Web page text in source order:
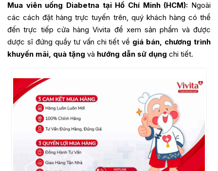
Mua viên uống Diabetna tại Hồ Chí Minh (HCM): Ngoài
các cách đặt hàng trực tuyến trên, quý khách hàng có thể
đến trực tiếp cửa hàng Vivita để xem sản phẩm và được
dược sĩ đứng quầy tư vấn chi tiết về giá bán, chương trình
khuyến mãi, quà tặng và hướng dẫn sử dụng chi tiết.